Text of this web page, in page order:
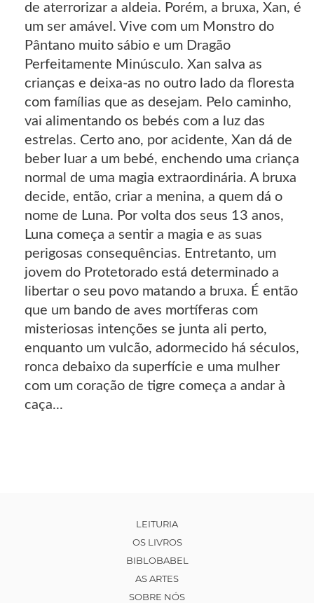
de aterrorizar a aldeia. Porém, a bruxa, Xan, é
um ser amável. Vive com um Monstro do
Pântano muito sábio e um Dragão
Perfeitamente Minúsculo. Xan salva as
crianças e deixa-as no outro lado da floresta
com famílias que as desejam. Pelo caminho,
vai alimentando os bebés com a luz das
estrelas. Certo ano, por acidente, Xan dá de
beber luar a um bebé, enchendo uma criança
normal de uma magia extraordinária. A bruxa
decide, então, criar a menina, a quem dá o
nome de Luna. Por volta dos seus 13 anos,
Luna começa a sentir a magia e as suas
perigosas consequências. Entretanto, um
jovem do Protetorado está determinado a
libertar o seu povo matando a bruxa. É então
que um bando de aves mortíferas com
misteriosas intenções se junta ali perto,
enquanto um vulcão, adormecido há séculos,
ronca debaixo da superfície e uma mulher
com um coração de tigre começa a andar à
caça...
LEITURIA
OS LIVROS
BIBLOBABEL
AS ARTES
SOBRE NÓS